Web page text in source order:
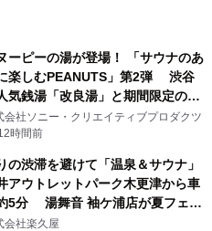
ーピーの湯が登場！ 「サウナのあ
楽しむPEANUTS」第2弾 渋谷
気銭湯「改良湯」と期間限定のコ
レーション サウナイキタイコラ
ッズも発売決定！
会社ソニー・クリエイティブプロダクツ
時間前
の渋滞を避けて「温泉＆サウナ」
アウトレットパーク木更津から車
5分 湯舞音 袖ケ浦店が夏フェア
ューを提供
会社楽久屋